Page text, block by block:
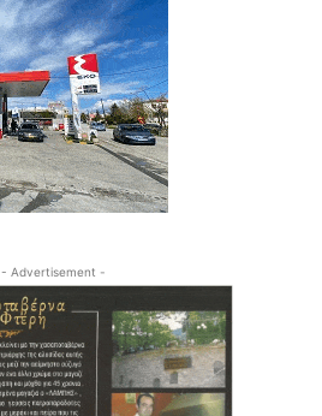
- Advertisement -